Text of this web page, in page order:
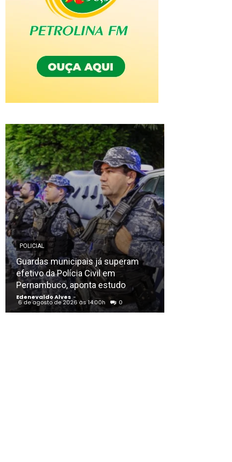
POLICIAL
Guardas municipais já superam
efetivo da Polícia Civil em
Pernambuco, aponta estudo
Edenevaldo Alves -
6 de agosto de 2026 às 14:00h 0